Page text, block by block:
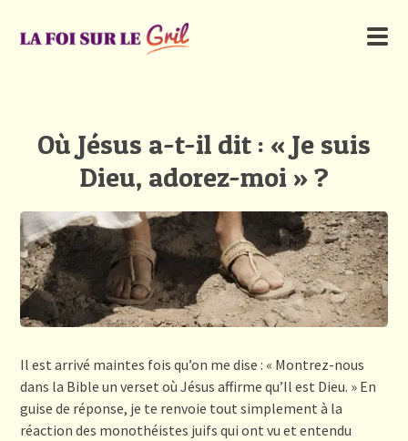
Où Jésus a-t-il dit : « Je suis
Dieu, adorez-moi » ?
Il est arrivé maintes fois qu’on me dise : « Montrez-nous
dans la Bible un verset où Jésus affirme qu’Il est Dieu. » En
guise de réponse, je te renvoie tout simplement à la
réaction des monothéistes juifs qui ont vu et entendu